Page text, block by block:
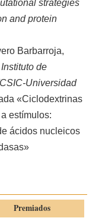
strategies
and protein
Barbarroja,
Instituto de
Universidad
«Ciclodextrinas
estímulos:
ácidos nucleicos
Premiados